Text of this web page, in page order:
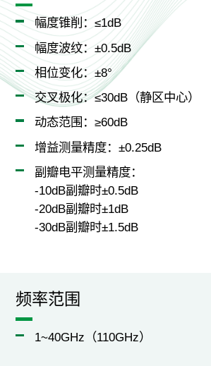
幅度锥削：≤1dB
幅度波纹：±0.5dB
相位变化：±8°
交叉极化：≤30dB（静区中心）
动态范围：≥60dB
增益测量精度：±0.25dB
副瓣电平测量精度：
-10dB副瓣时±0.5dB
-20dB副瓣时±1dB
-30dB副瓣时±1.5dB
频率范围
1~40GHz（110GHz）